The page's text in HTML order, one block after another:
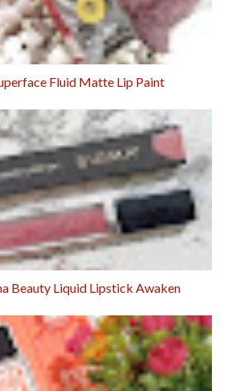
Fluid Matte Lip Paint
Beauty Liquid Lipstick Awaken